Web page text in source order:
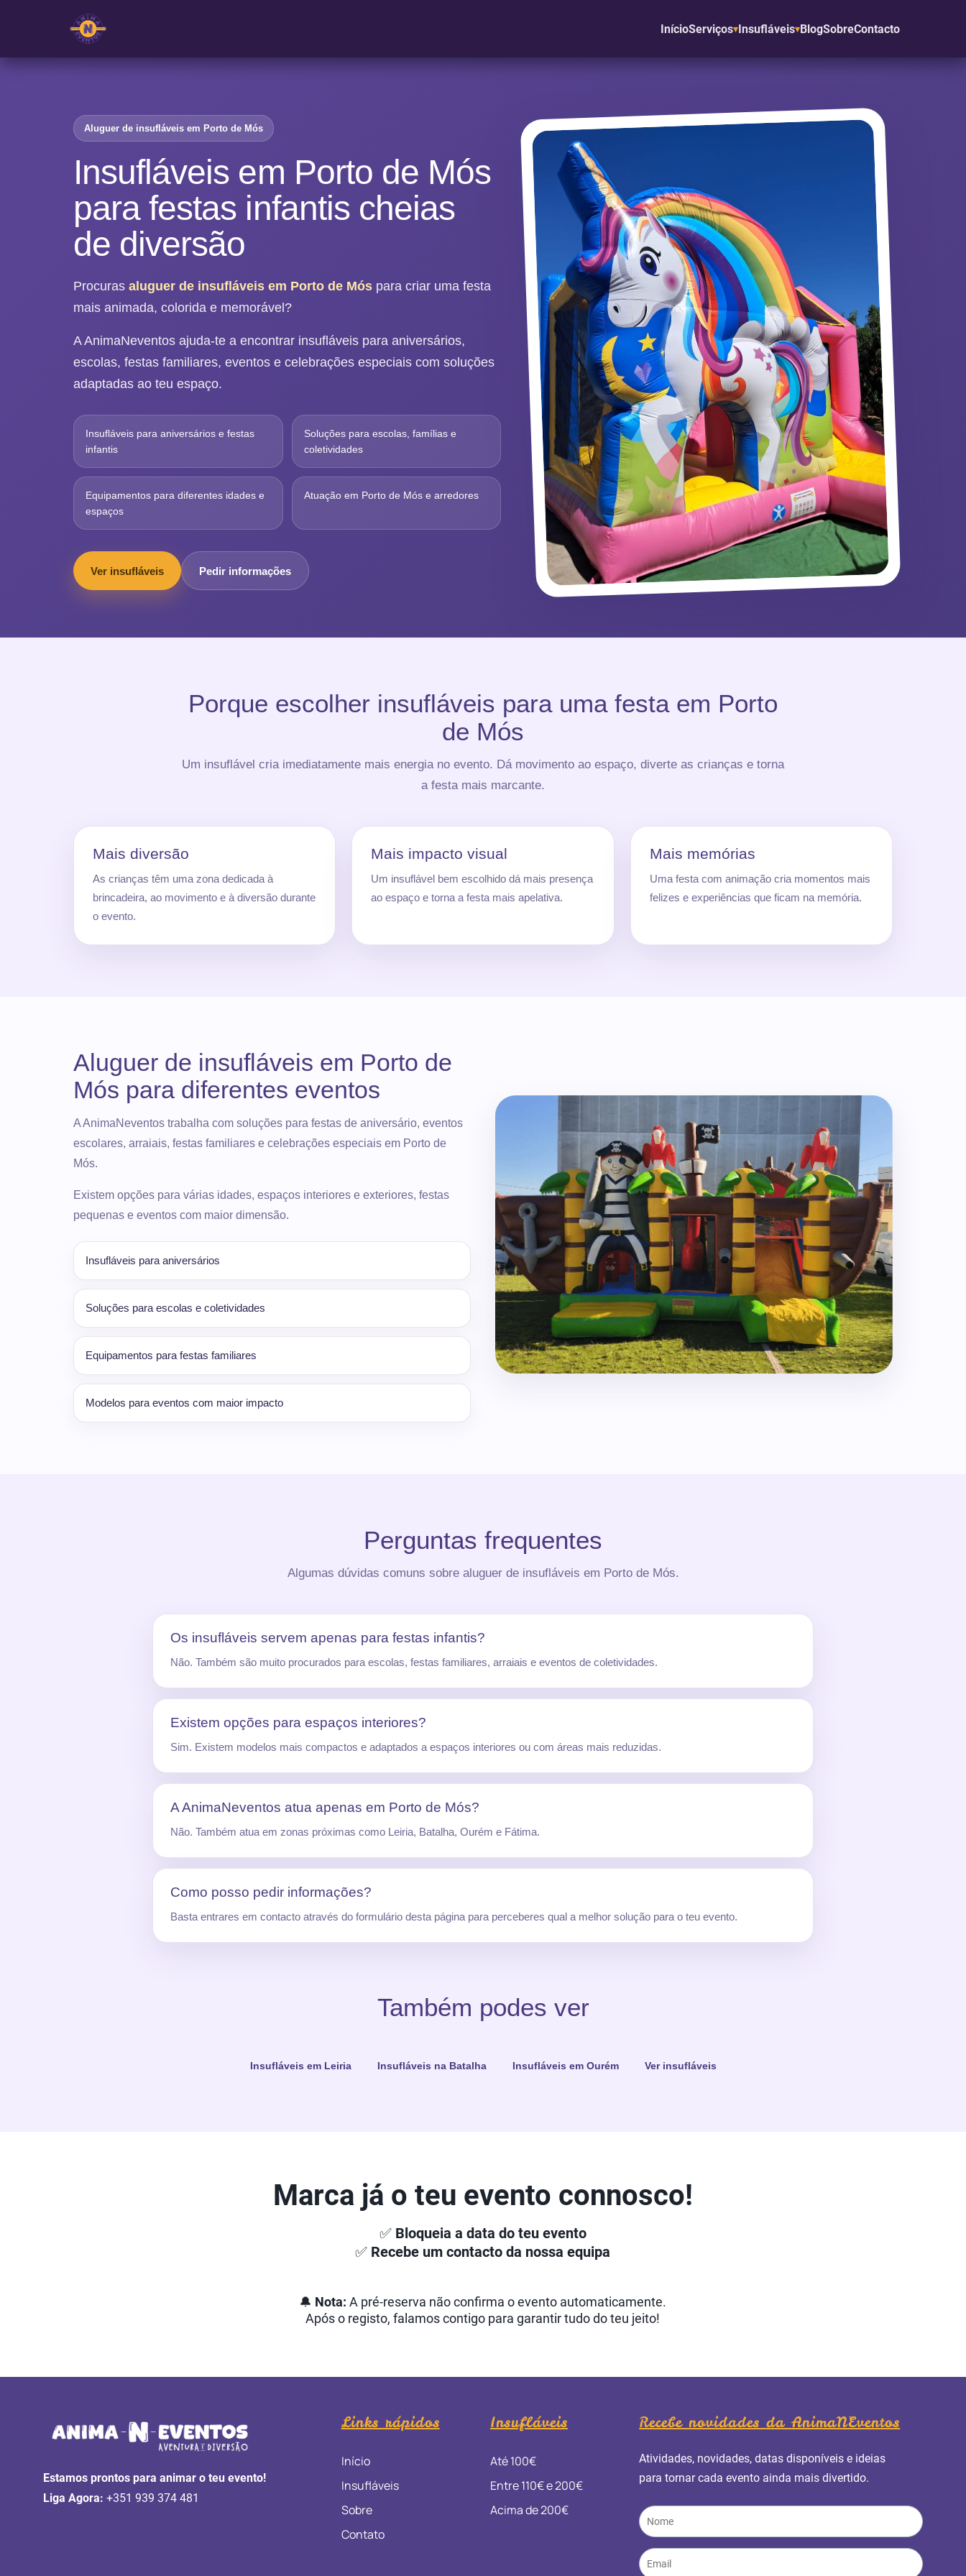
InícioServiços Insufláveis BlogSobreContacto
Aluguer de insufláveis em Porto de Mós
Insufláveis em Porto de Mós
para festas infantis cheias
de diversão
Procuras aluguer de insufláveis em Porto de Mós para criar uma festa
mais animada, colorida e memorável?
A AnimaNeventos ajuda-te a encontrar insufláveis para aniversários,
escolas, festas familiares, eventos e celebrações especiais com soluções
adaptadas ao teu espaço.
Insufláveis para aniversários e festas
infantis
Soluções para escolas, famílias e
coletividades
Equipamentos para diferentes idades e
espaços
Atuação em Porto de Mós e arredores
Ver insufláveis Pedir informações
Porque escolher insufláveis para uma festa em Porto
de Mós
Um insuflável cria imediatamente mais energia no evento. Dá movimento ao espaço, diverte as crianças e torna
a festa mais marcante.
Mais diversão
As crianças têm uma zona dedicada à
brincadeira, ao movimento e à diversão durante
o evento.
Mais impacto visual
Um insuflável bem escolhido dá mais presença
ao espaço e torna a festa mais apelativa.
Mais memórias
Uma festa com animação cria momentos mais
felizes e experiências que ficam na memória.
Aluguer de insufláveis em Porto de
Mós para diferentes eventos
A AnimaNeventos trabalha com soluções para festas de aniversário, eventos
escolares, arraiais, festas familiares e celebrações especiais em Porto de
Mós.
Existem opções para várias idades, espaços interiores e exteriores, festas
pequenas e eventos com maior dimensão.
Insufláveis para aniversários
Soluções para escolas e coletividades
Equipamentos para festas familiares
Modelos para eventos com maior impacto
Perguntas frequentes
Algumas dúvidas comuns sobre aluguer de insufláveis em Porto de Mós.
Os insufláveis servem apenas para festas infantis?
Não. Também são muito procurados para escolas, festas familiares, arraiais e eventos de coletividades.
Existem opções para espaços interiores?
Sim. Existem modelos mais compactos e adaptados a espaços interiores ou com áreas mais reduzidas.
A AnimaNeventos atua apenas em Porto de Mós?
Não. Também atua em zonas próximas como Leiria, Batalha, Ourém e Fátima.
Como posso pedir informações?
Basta entrares em contacto através do formulário desta página para perceberes qual a melhor solução para o teu evento.
Também podes ver
Insufláveis em Leiria Insufláveis na Batalha Insufláveis em Ourém Ver insufláveis
Marca já o teu evento connosco!
✅ Bloqueia a data do teu evento
✅ Recebe um contacto da nossa equipa
🔔 Nota: A pré-reserva não confirma o evento automaticamente.
Após o registo, falamos contigo para garantir tudo do teu jeito!
Estamos prontos para animar o teu evento!
Liga Agora: +351 939 374 481
Links rápidos
Início
Insufláveis
Sobre
Contato
Insufláveis
Até 100€
Entre 110€ e 200€
Acima de 200€
Recebe novidades da AnimaNEventos
Atividades, novidades, datas disponíveis e ideias
para tornar cada evento ainda mais divertido.